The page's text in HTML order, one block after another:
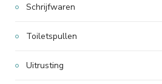
Schrijfwaren
Toiletspullen
Uitrusting